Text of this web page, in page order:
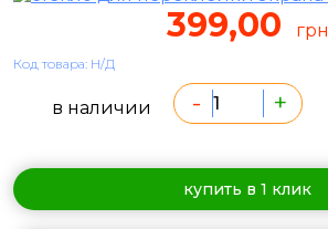
399,00 грн
Код товара: Н/Д
в наличии - +
купить в 1 клик